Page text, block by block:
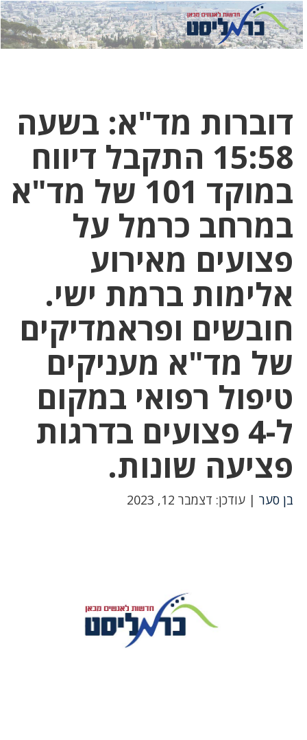
לחץ
כאן
לחץ
כדי
דוברות מד"א: בשעה
15:58 התקבל דיווח
במוקד 101 של מד"א
במרחב כרמל על
פצועים מאירוע
אלימות ברמת ישי.
חובשים ופראמדיקים
של מד"א מעניקים
טיפול רפואי במקום
ל-4 פצועים בדרגות
פציעה שונות.
בן סער | עודכן: דצמבר 12, 2023